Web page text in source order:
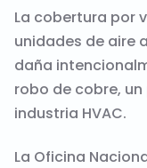
La cobertura por
unidades de aire
daña
robo de cobre,
industria HVAC.
La Oficina